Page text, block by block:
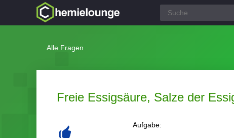
Alle Fragen
Freie Essigsäure, Salze der
Aufgabe: